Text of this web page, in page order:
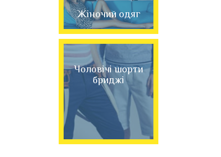
Жіночий одяг
Чоловічі шорти
бриджі